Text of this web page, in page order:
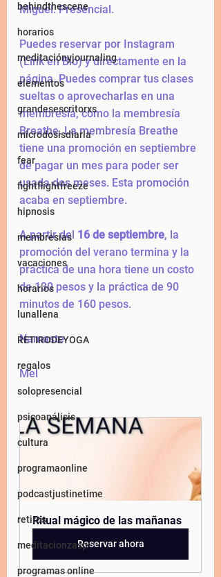
behindthescene
horarios
meditaciónyjournaling
elementos
grandesescritorxs
microdosisdiaria
fear
fightflightfreeze
hipnosis
membresias
vacaciones
horarios
lunallena
RETIRODEYOGA
regalos
solopresencial
psicoanálisis
cultura
programaonline
podcastjustinetime
retiros
meditacionzasp
programas online
Miguel. Presencial.
Puedes reservar por Instagram
(Link en Bio) y directamente en la
página. Puedes comprar tus clases
sueltas o aprovecharlas en una
membresía, como la membresía
Breathe. La membresía Breathe
tiene una promoción en septiembre
de pagar un mes para poder ser
usada dos meses. Esta promoción
acaba en septiembre.
A partir del 16 de septiembre, la
promoción del verano termina y la
práctica de una hora tiene un costo
de 130 pesos y la práctica de 90
minutos de 160 pesos.
Namaste
Mel
Ritual mágico de las mañanas
Reservar ahora